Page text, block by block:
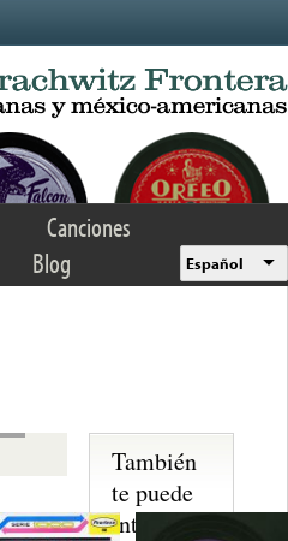
Canciones
Blog Español
También
te puede
interesar...